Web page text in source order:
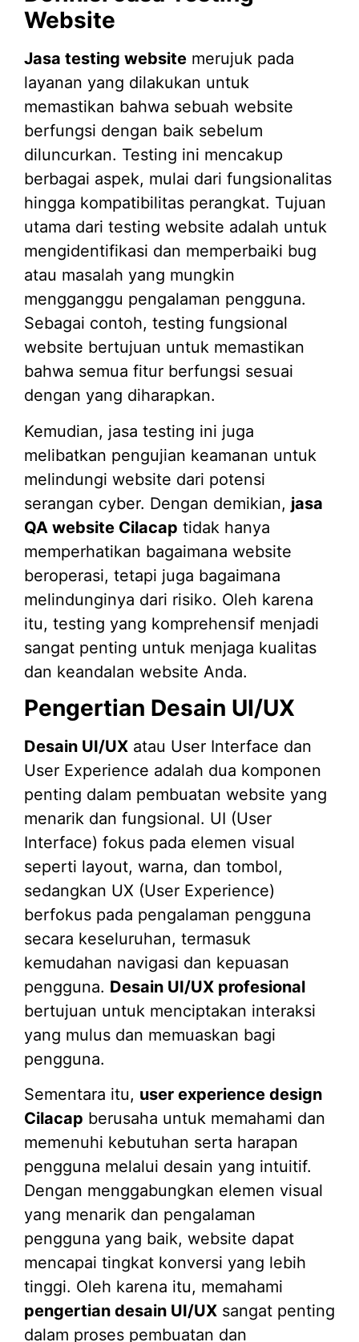
Website
Jasa testing website merujuk pada
layanan yang dilakukan untuk
memastikan bahwa sebuah website
berfungsi dengan baik sebelum
diluncurkan. Testing ini mencakup
berbagai aspek, mulai dari fungsionalitas
hingga kompatibilitas perangkat. Tujuan
utama dari testing website adalah untuk
mengidentifikasi dan memperbaiki bug
atau masalah yang mungkin
mengganggu pengalaman pengguna.
Sebagai contoh, testing fungsional
website bertujuan untuk memastikan
bahwa semua fitur berfungsi sesuai
dengan yang diharapkan.
Kemudian, jasa testing ini juga
melibatkan pengujian keamanan untuk
melindungi website dari potensi
serangan cyber. Dengan demikian, jasa
QA website Cilacap tidak hanya
memperhatikan bagaimana website
beroperasi, tetapi juga bagaimana
melindunginya dari risiko. Oleh karena
itu, testing yang komprehensif menjadi
sangat penting untuk menjaga kualitas
dan keandalan website Anda.
Pengertian Desain UI/UX
Desain UI/UX atau User Interface dan
User Experience adalah dua komponen
penting dalam pembuatan website yang
menarik dan fungsional. UI (User
Interface) fokus pada elemen visual
seperti layout, warna, dan tombol,
sedangkan UX (User Experience)
berfokus pada pengalaman pengguna
secara keseluruhan, termasuk
kemudahan navigasi dan kepuasan
pengguna. Desain UI/UX profesional
bertujuan untuk menciptakan interaksi
yang mulus dan memuaskan bagi
pengguna.
Sementara itu, user experience design
Cilacap berusaha untuk memahami dan
memenuhi kebutuhan serta harapan
pengguna melalui desain yang intuitif.
Dengan menggabungkan elemen visual
yang menarik dan pengalaman
pengguna yang baik, website dapat
mencapai tingkat konversi yang lebih
tinggi. Oleh karena itu, memahami
pengertian desain UI/UX sangat penting
dalam proses pembuatan dan